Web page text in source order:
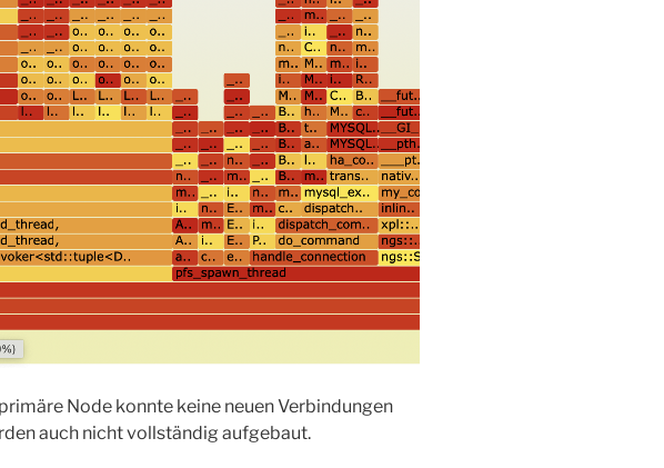
Node konnte keine neuen Verbindungen
auch nicht vollständig aufgebaut.